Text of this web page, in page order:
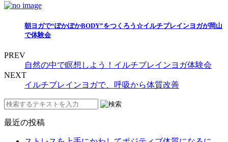
朝ヨガで“ぽかぽかBODY”をつくろう☆イルチブレインヨガが岡山
で体験会
PREV
自然の中で瞑想しよう！イルチブレインヨガ体験会
NEXT
イルチブレインヨガで、呼吸から体質改善
最近の投稿